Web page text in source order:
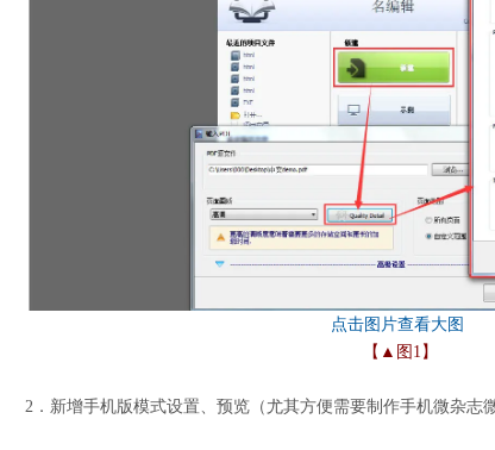
【▲图1】
2．新增手机版模式设置、预览（尤其方便需要制作手机微杂志